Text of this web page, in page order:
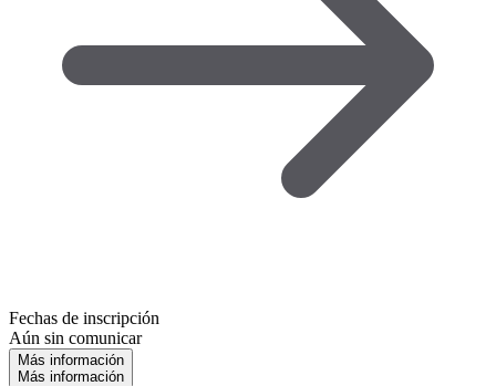
Fechas de inscripción
Aún sin comunicar
Más información
Más información